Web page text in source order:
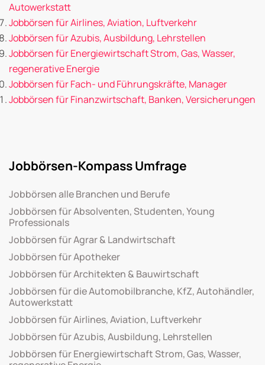
Autowerkstatt
Jobbörsen für Airlines, Aviation, Luftverkehr
Jobbörsen für Azubis, Ausbildung, Lehrstellen
Jobbörsen für Energiewirtschaft Strom, Gas, Wasser,
regenerative Energie
Jobbörsen für Fach- und Führungskräfte, Manager
Jobbörsen für Finanzwirtschaft, Banken, Versicherungen
Jobbörsen-Kompass Umfrage
Jobbörsen alle Branchen und Berufe
Jobbörsen für Absolventen, Studenten, Young
Professionals
Jobbörsen für Agrar & Landwirtschaft
Jobbörsen für Apotheker
Jobbörsen für Architekten & Bauwirtschaft
Jobbörsen für die Automobilbranche, KfZ, Autohändler,
Autowerkstatt
Jobbörsen für Airlines, Aviation, Luftverkehr
Jobbörsen für Azubis, Ausbildung, Lehrstellen
Jobbörsen für Energiewirtschaft Strom, Gas, Wasser,